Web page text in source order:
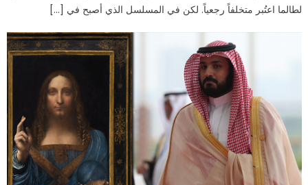
لطالما اعتُبر متخلفاً رجعياً. لكن في المسلسل الذي أصبح في […]